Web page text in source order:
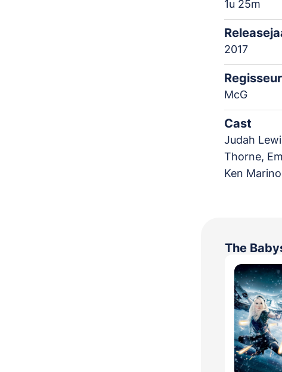
1u 25m
2017
Regisseur
McG
Cast
Judah
Thorne,
Ken
The